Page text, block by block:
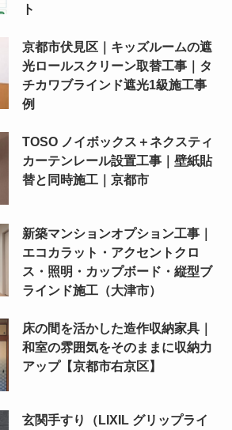
ト
京都市伏見区｜キッズルームの遮
光ロールスクリーン取替工事｜タ
チカワブラインド遮光1級施工事
例
TOSO ノイボックス＋ネクスティ
カーテンレール設置工事｜壁紙貼
替と同時施工｜京都市
新築マンションオプション工事｜
エコカラット・アクセントクロ
ス・照明・カップボード・縦型ブ
ラインド施工（大津市）
床の間を活かした造作収納家具｜
和室の雰囲気をそのままに収納力
アップ【京都市右京区】
玄関手すり（LIXIL グリップライ